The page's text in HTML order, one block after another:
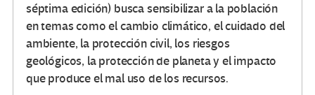
séptima edición) busca sensibilizar a la población
en temas como el cambio climático, el cuidado del
ambiente, la protección civil, los riesgos
geológicos, la protección de planeta y el impacto
que produce el mal uso de los recursos.